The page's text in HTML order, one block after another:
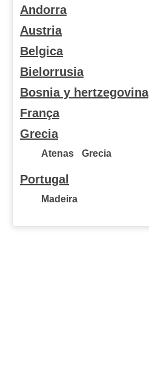
Andorra
Austria
Belgica
Bielorrusia
Bosnia y hertzegovina
França
Grecia
Atenas Grecia
Portugal
Madeira